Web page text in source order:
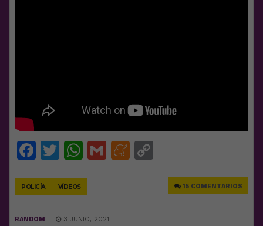
Facebook
Twitter
WhatsApp
GmailMeneame
POLICÍA VÍDEOS 15 COMENTARIOS
RANDOM 3 JUNIO, 2021